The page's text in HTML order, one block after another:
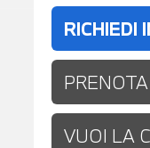
RICHIEDI
VUOI LA